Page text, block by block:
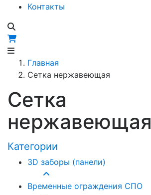
Контакты
Главная
Сетка нержавеющая
Сетка
нержавеющая
Категории
3D заборы (панели)
Временные ограждения СПО